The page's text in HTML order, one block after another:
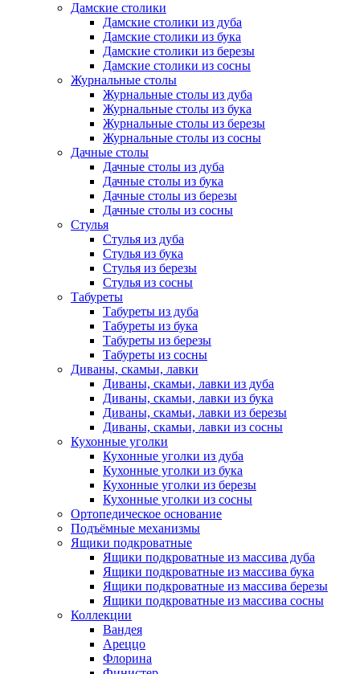
Дамские столики
Дамские столики из дуба
Дамские столики из бука
Дамские столики из березы
Дамские столики из сосны
Журнальные столы
Журнальные столы из дуба
Журнальные столы из бука
Журнальные столы из березы
Журнальные столы из сосны
Дачные столы
Дачные столы из дуба
Дачные столы из бука
Дачные столы из березы
Дачные столы из сосны
Стулья
Стулья из дуба
Стулья из бука
Стулья из березы
Стулья из сосны
Табуреты
Табуреты из дуба
Табуреты из бука
Табуреты из березы
Табуреты из сосны
Диваны, скамьи, лавки
Диваны, скамьи, лавки из дуба
Диваны, скамьи, лавки из бука
Диваны, скамьи, лавки из березы
Диваны, скамьи, лавки из сосны
Кухонные уголки
Кухонные уголки из дуба
Кухонные уголки из бука
Кухонные уголки из березы
Кухонные уголки из сосны
Ортопедическое основание
Подъёмные механизмы
Ящики подкроватные
Ящики подкроватные из массива дуба
Ящики подкроватные из массива бука
Ящики подкроватные из массива березы
Ящики подкроватные из массива сосны
Коллекции
Вандея
Ареццо
Флорина